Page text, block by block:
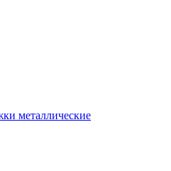
металлические